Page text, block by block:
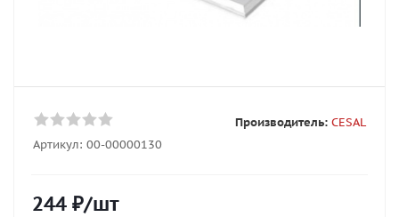
Артикул: 00-00000130
Производитель: CESAL
244 ₽/шт